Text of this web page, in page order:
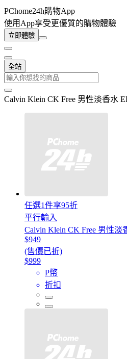
PChome24h購物App
使用App享受更優質的購物體驗
立即體驗
全站
Calvin Klein CK Free 男性淡香水
任選1件享95折
平行輸入
Calvin Klein CK Free 男性淡
$949
(售價已折)
$999
P幣
折扣